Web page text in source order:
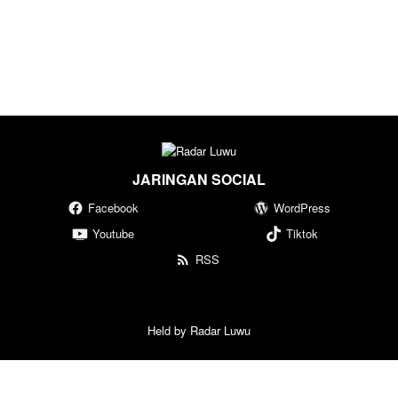
JARINGAN SOCIAL
Facebook
WordPress
Youtube
Tiktok
RSS
Held by Radar Luwu